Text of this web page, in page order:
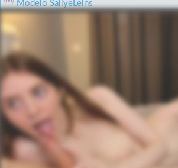
Modelo SallyeLeins